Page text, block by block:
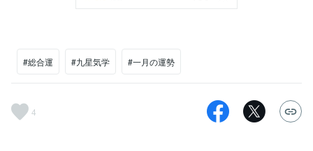
#総合運 #九星気学 #一月の運勢
4